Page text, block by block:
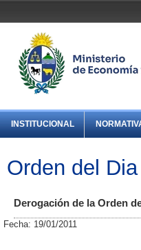
INSTITUCIONAL
Orden del
Derogación de la Orden
Fecha: 19/01/2011